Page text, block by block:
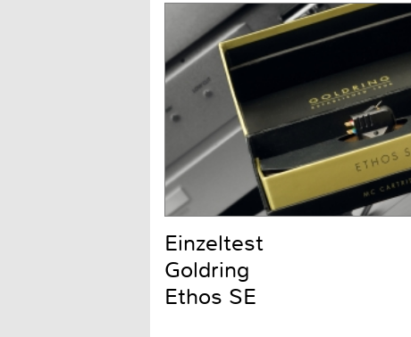
Einzeltest
Goldring
Ethos SE